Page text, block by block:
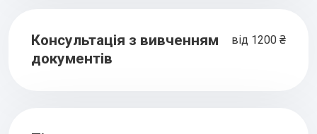
від 1200 ₴
Консультація з вивченням
документів